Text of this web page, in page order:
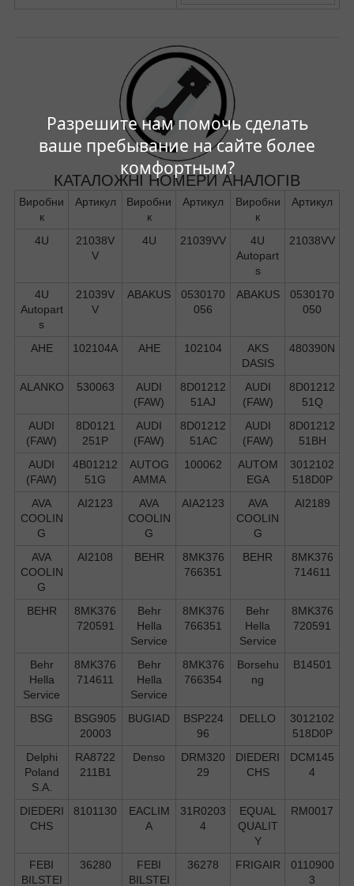
Разрешите нам помочь сделать
ваше пребывание на сайте более
комфортным?
КАТАЛОЖНІ НОМЕРИ АНАЛОГІВ
Виробни
к
Артикул
Виробни
к
Артикул
Виробни
к
Артикул
4U
21038V
V
4U 21039VV
4U
Autopart
s
21038VV
4U
Autopart
s
21039V
V
ABAKUS
0530170
056
ABAKUS
0530170
050
AHE 102104A AHE 102104
AKS
DASIS
480390N
ALANKO 530063
AUDI
(FAW)
8D01212
51AJ
AUDI
(FAW)
8D01212
51Q
AUDI
(FAW)
8D0121
251P
AUDI
(FAW)
8D01212
51AC
AUDI
(FAW)
8D01212
51BH
AUDI
(FAW)
4B01212
51G
AUTOG
AMMA
100062
AUTOM
EGA
3012102
518D0P
AVA
COOLIN
G
AI2123
AVA
COOLIN
G
AIA2123
AVA
COOLIN
G
AI2189
AVA
COOLIN
G
AI2108 BEHR
8MK376
766351
BEHR
8MK376
714611
BEHR
8MK376
720591
Behr
Hella
Service
8MK376
766351
Behr
Hella
Service
8MK376
720591
Behr
Hella
Service
8MK376
714611
Behr
Hella
Service
8MK376
766354
Borsehu
ng
B14501
BSG
BSG905
20003
BUGIAD
BSP224
96
DELLO
3012102
518D0P
Delphi
Poland
S.А.
RA8722
211B1
Denso
DRM320
29
DIEDERI
CHS
DCM145
4
DIEDERI
CHS
8101130
EACLIM
A
31R0203
4
EQUAL
QUALIT
Y
RM0017
FEBI
BILSTEI
36280
FEBI
BILSTEI
36278 FRIGAIR
0110900
3